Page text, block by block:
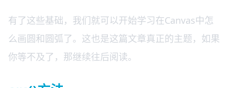
有了这些基础，我们就可以开始学习在Canvas中怎
么画圆和圆弧了。这也是这篇文章真正的主题，如果
你等不及了，那继续往后阅读。